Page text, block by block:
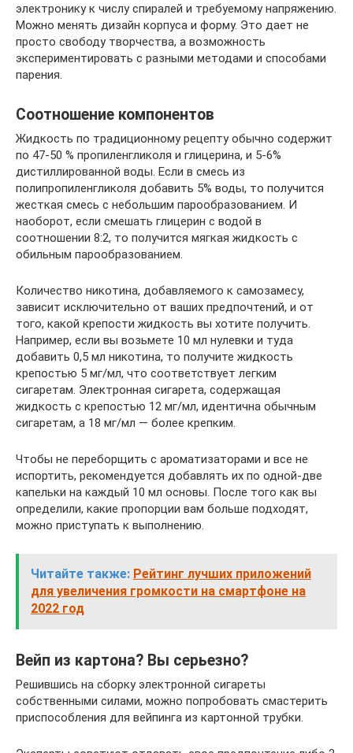
электронику к числу спиралей и требуемому напряжению.
Можно менять дизайн корпуса и форму. Это дает не
просто свободу творчества, а возможность
экспериментировать с разными методами и способами
парения.
Соотношение компонентов
Жидкость по традиционному рецепту обычно содержит
по 47-50 % пропиленгликоля и глицерина, и 5-6%
дистиллированной воды. Если в смесь из
полипропиленгликоля добавить 5% воды, то получится
жесткая смесь с небольшим парообразованием. И
наоборот, если смешать глицерин с водой в
соотношении 8:2, то получится мягкая жидкость с
обильным парообразованием.
Количество никотина, добавляемого к самозамесу,
зависит исключительно от ваших предпочтений, и от
того, какой крепости жидкость вы хотите получить.
Например, если вы возьмете 10 мл нулевки и туда
добавить 0,5 мл никотина, то получите жидкость
крепостью 5 мг/мл, что соответствует легким
сигаретам. Электронная сигарета, содержащая
жидкость с крепостью 12 мг/мл, идентична обычным
сигаретам, а 18 мг/мл — более крепким.
Чтобы не переборщить с ароматизаторами и все не
испортить, рекомендуется добавлять их по одной-две
капельки на каждый 10 мл основы. После того как вы
определили, какие пропорции вам больше подходят,
можно приступать к выполнению.
Читайте также: Рейтинг лучших приложений
для увеличения громкости на смартфоне на
2022 год
Вейп из картона? Вы серьезно?
Решившись на сборку электронной сигареты
собственными силами, можно попробовать смастерить
приспособления для вейпинга из картонной трубки.